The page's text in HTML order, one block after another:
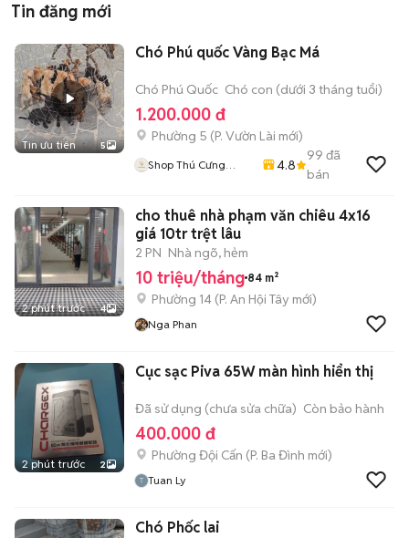
Tin đăng mới
Tin ưu tiên 5
Chó Phú quốc Vàng Bạc Má
Chó Phú Quốc Chó con (dưới 3 tháng tuổi)
1.200.000 đ
Phường 5 (P. Vườn Lài mới)
Shop Thú Cưng
4.8
99 đã
bán
2 phút trước 4
cho thuê nhà phạm văn chiêu 4x16
giá 10tr trệt lâu
2 PN Nhà ngõ, hẻm
10 triệu/tháng 84 m²
Phường 14 (P. An Hội Tây mới)
Nga Phan
2 phút trước 2
Cục sạc Piva 65W màn hình hiển thị
Đã sử dụng (chưa sửa chữa) Còn bảo hành
400.000 đ
Phường Đội Cấn (P. Ba Đình mới)
Tuan Ly
Chó Phốc lai